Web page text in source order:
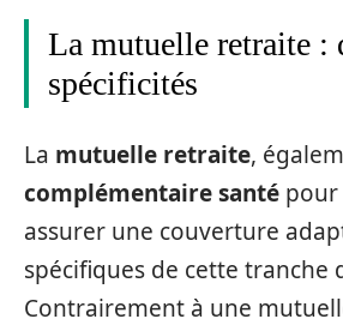
La mutuelle retraite :
spécificités
La mutuelle retraite,
complémentaire santé pour
assurer une couverture
spécifiques de cette tranche
Contrairement à une